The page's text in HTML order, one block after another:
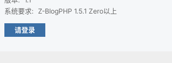
系统要求: Z-BlogPHP 1.5.1 Zero以上
请登录